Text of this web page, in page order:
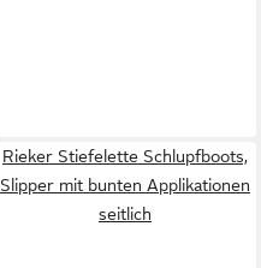
Rieker Stiefelette Schlupfboots,
Slipper mit bunten Applikationen
seitlich